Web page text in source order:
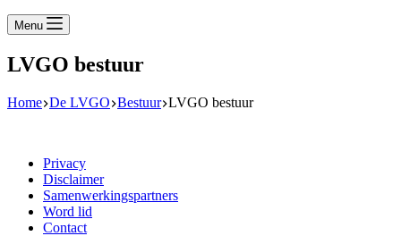
Menu
LVGO bestuur
Home De LVGO Bestuur LVGO bestuur
Privacy
Disclaimer
Samenwerkingspartners
Word lid
Contact